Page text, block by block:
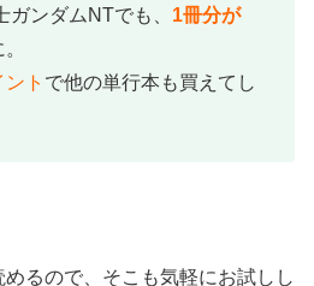
ンダムNTでも、 1冊分が
ト で他の単行本も買えてし
るので、そこも気軽にお試しし